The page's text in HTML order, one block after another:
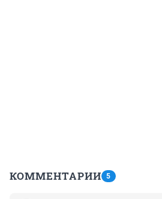
КОММЕНТАРИИ 5